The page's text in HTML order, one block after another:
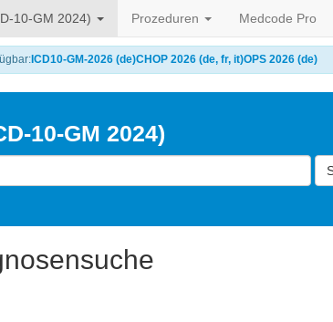
10-GM 2024) Prozeduren Medcode Pro
ICD10-GM-2026 (de)CHOP 2026 (de, fr, it)OPS 2026 (de)
10-GM 2024)